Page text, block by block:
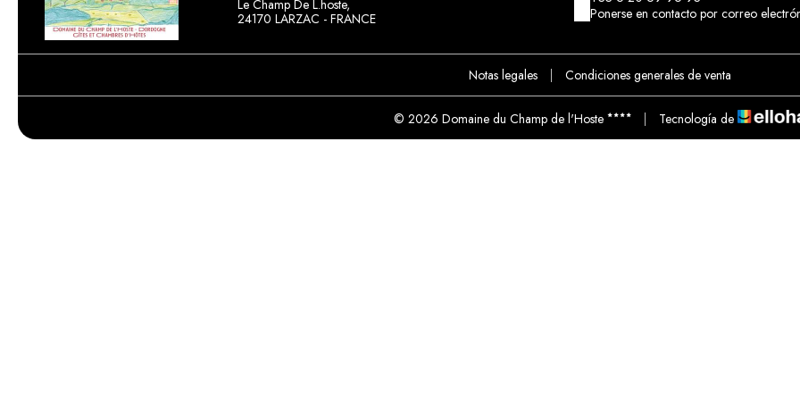
Le Champ De L.hoste,
24170 LARZAC - FRANCE
Ponerse en contacto por correo
Notas legales | Condiciones generales de venta
© 2026 Domaine du Champ de l'Hoste | Tecnología de